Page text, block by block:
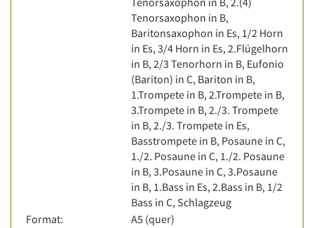
Tenorsaxophon in B,
Baritonsaxophon in Es, 1/2 Horn
in Es, 3/4 Horn in Es, 2.Flügelhorn
in B, 2/3 Tenorhorn in B, Eufonio
(Bariton) in C, Bariton in B,
1.Trompete in B, 2.Trompete in B,
3.Trompete in B, 2./3. Trompete
in B, 2./3. Trompete in Es,
Basstrompete in B, Posaune in C,
1./2. Posaune in C, 1./2. Posaune
in B, 3.Posaune in C, 3.Posaune
in B, 1.Bass in Es, 2.Bass in B, 1/2
Bass in C, Schlagzeug
Format:
A5 (quer)